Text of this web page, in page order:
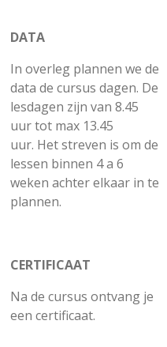
DATA
In overleg plannen we de
data de cursus dagen. De
lesdagen zijn van 8.45
uur tot max 13.45
uur. Het streven is om de
lessen binnen 4 a 6
weken achter elkaar in te
plannen.
CERTIFICAAT
Na de cursus ontvang je
een certificaat.